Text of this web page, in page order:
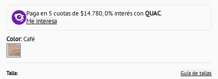
Paga en 5 cuotas de $14.780, 0% interés conQUAC.
Me interesa
Color:Café
Talla: Guía de tallas